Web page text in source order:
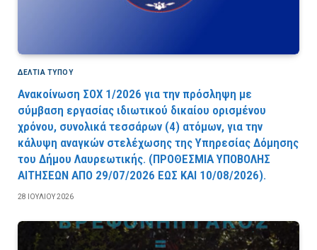
ΔΕΛΤΙΑ ΤΥΠΟΥ
Ανακοίνωση ΣΟΧ 1/2026 για την πρόσληψη με
σύμβαση εργασίας ιδιωτικού δικαίου ορισμένου
χρόνου, συνολικά τεσσάρων (4) ατόμων, για την
κάλυψη αναγκών στελέχωσης της Υπηρεσίας Δόμησης
του Δήμου Λαυρεωτικής. (ΠPOΘEΣMIA YΠOBOΛHΣ
AITHΣEΩN AΠO 29/07/2026 EΩΣ KAI 10/08/2026).
28 ΙΟΥΛΊΟΥ 2026